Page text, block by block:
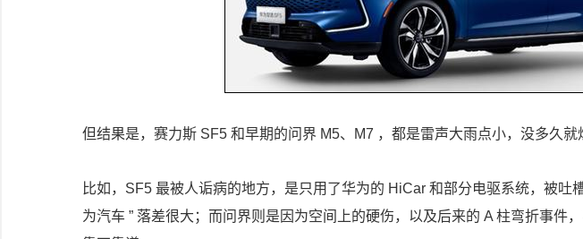
但结果是，赛力斯 SF5 和早期的问界 M5、M7 ，都是雷声大雨点小，没多久就
比如，SF5 最被人诟病的地方，是只用了华为的 HiCar 和部分电驱系统，被吐
为汽车 ” 落差很大；而问界则是因为空间上的硬伤，以及后来的 A 柱弯折事件